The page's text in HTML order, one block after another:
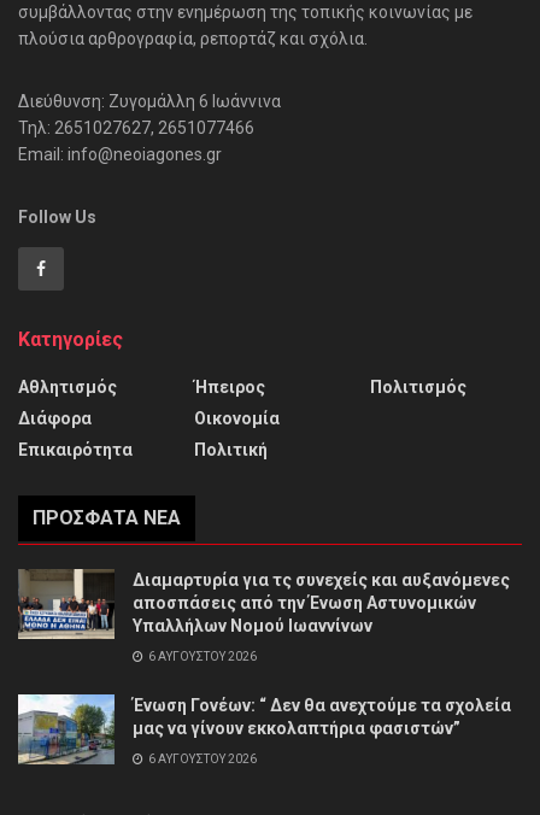
συμβάλλοντας στην ενημέρωση της τοπικής κοινωνίας με
πλούσια αρθρογραφία, ρεπορτάζ και σχόλια.
Διεύθυνση: Ζυγομάλλη 6 Ιωάννινα
Τηλ: 2651027627, 2651077466
Email: info@neoiagones.gr
Follow Us
Κατηγορίες
Αθλητισμός
Διάφορα
Επικαιρότητα
Ήπειρος
Οικονομία
Πολιτική
Πολιτισμός
ΠΡΌΣΦΑΤΑ ΝΈΑ
Διαμαρτυρία για τς συνεχείς και αυξανόμενες
αποσπάσεις από την Ένωση Αστυνομικών
Υπαλλήλων Νομού Ιωαννίνων
6 ΑΥΓΟΎΣΤΟΥ 2026
Ένωση Γονέων: “ Δεν θα ανεχτούμε τα σχολεία
μας να γίνουν εκκολαπτήρια φασιστών”
6 ΑΥΓΟΎΣΤΟΥ 2026